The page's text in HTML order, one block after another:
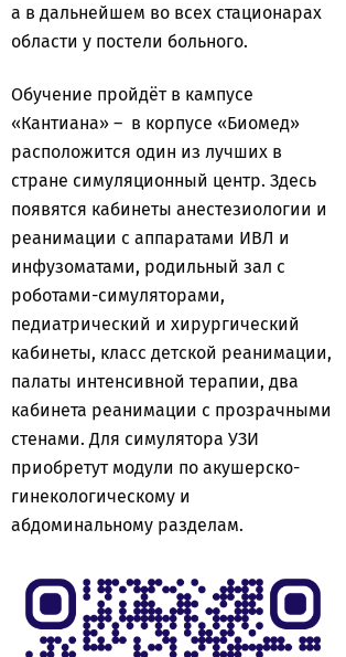
а в дальнейшем во всех стационарах
области у постели больного.
Обучение пройдёт в кампусе
«Кантиана» – в корпусе «Биомед»
расположится один из лучших в
стране симуляционный центр. Здесь
появятся кабинеты анестезиологии и
реанимации с аппаратами ИВЛ и
инфузоматами, родильный зал с
роботами-симуляторами,
педиатрический и хирургический
кабинеты, класс детской реанимации,
палаты интенсивной терапии, два
кабинета реанимации с прозрачными
стенами. Для симулятора УЗИ
приобретут модули по акушерско-
гинекологическому и
абдоминальному разделам.